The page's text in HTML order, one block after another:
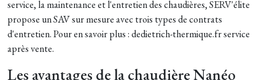
service, la maintenance et l'entretien des chaudières, SERV'élite
propose un SAV sur mesure avec trois types de contrats
d'entretien. Pour en savoir plus : dedietrich-thermique.fr service
après vente.
Les avantages de la chaudière Nanéo